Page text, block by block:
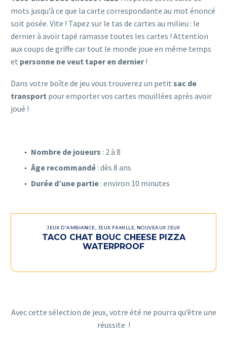
mots jusqu’à ce que la carte correspondante au mot énoncé
soit posée. Vite ! Tapez sur le tas de cartes au milieu : le
dernier à avoir tapé ramasse toutes les cartes ! Attention
aux coups de griffe car tout le monde joue en même temps
et personne ne veut taper en dernier!
Dans votre boîte de jeu vous trouverez un petit sac de
transport pour emporter vos cartes mouillées après avoir
joué !
Nombre de joueurs : 2 à 8
Âge recommandé : dès 8 ans
Durée d’une partie : environ 10 minutes
JEUX D'AMBIANCE, JEUX FAMILLE, NOUVEAUX JEUX
TACO CHAT BOUC CHEESE PIZZA
WATERPROOF
Avec cette sélection de jeux, votre été ne pourra qu’être une
réussite !